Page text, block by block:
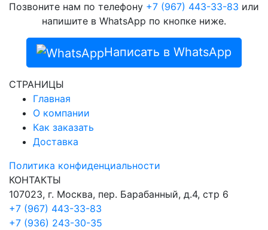
Позвоните нам по телефону +7 (967) 443-33-83 или
напишите в WhatsApp по кнопке ниже.
Написать в WhatsApp
СТРАНИЦЫ
Главная
О компании
Как заказать
Доставка
Политика конфиденциальности
КОНТАКТЫ
107023, г. Москва, пер. Барабанный, д.4, стр 6
+7 (967) 443-33-83
+7 (936) 243-30-35